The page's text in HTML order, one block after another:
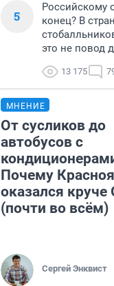
5
Российскому
конец? В
это не повод
13 175
МНЕНИЕ
От сусликов до
автобусов с
Почему
оказался
(почти во всём)
Сергей Энквист